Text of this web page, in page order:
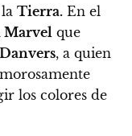
Tierra. En el
Marvel que
Danvers, a quien
los colores de